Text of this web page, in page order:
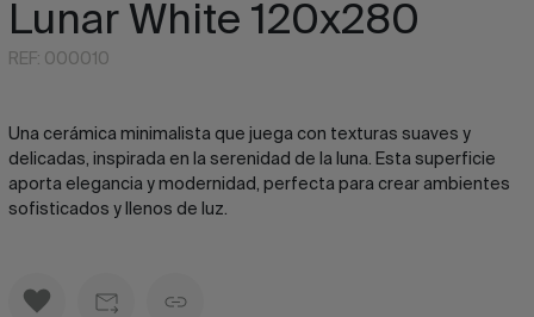
Lunar White 120x280
REF: 000010
Una cerámica minimalista que juega con texturas suaves y
delicadas, inspirada en la serenidad de la luna. Esta superficie
aporta elegancia y modernidad, perfecta para crear ambientes
sofisticados y llenos de luz.